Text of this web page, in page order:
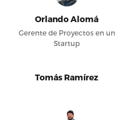
Orlando Alomá
Gerente de Proyectos en un
Startup
Tomás Ramírez